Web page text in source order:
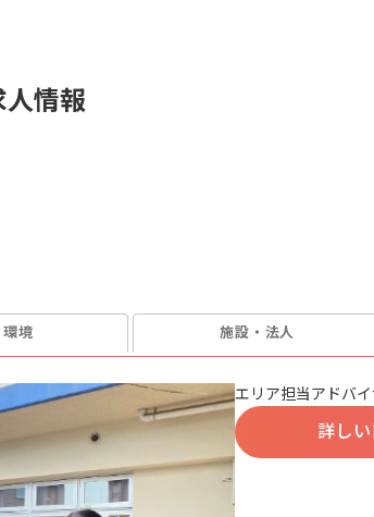
人情報
環境 施設・法人
エリア担当アドバ
詳し